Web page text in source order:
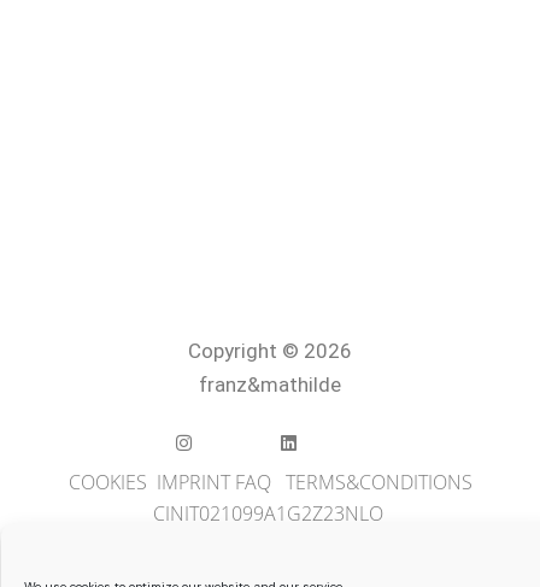
Copyright © 2026
franz&mathilde
COOKIES IMPRINT FAQ TERMS&CONDITIONS
CINIT021099A1G2Z23NLO